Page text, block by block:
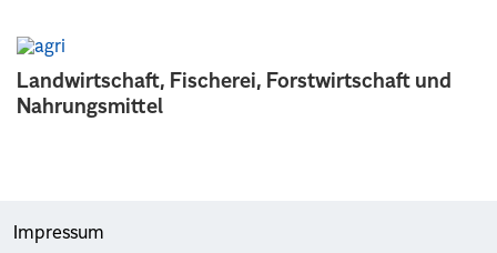
Landwirtschaft, Fischerei, Forstwirtschaft und
Nahrungsmittel
Impressum